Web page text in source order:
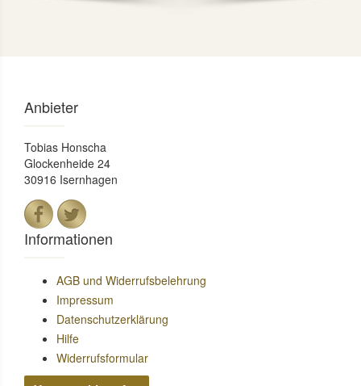
Anbieter
Tobias Honscha
Glockenheide 24
30916 Isernhagen
Informationen
AGB und Widerrufsbelehrung
Impressum
Datenschutzerklärung
Hilfe
Widerrufsformular